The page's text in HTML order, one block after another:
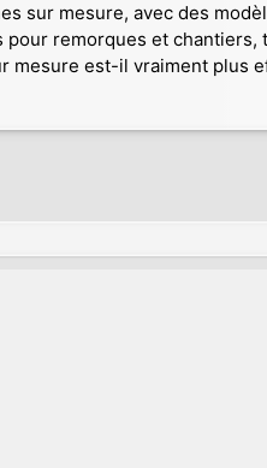
sur mesure, avec des
pour remorques et
mesure est-il vraiment plus